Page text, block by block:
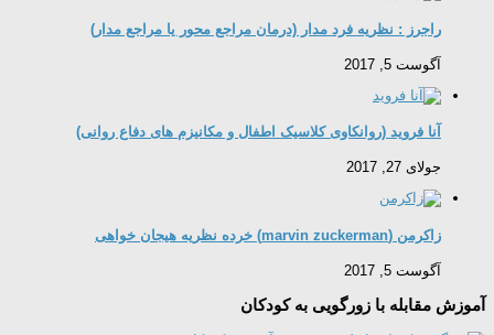
راجرز : نظریه فرد مدار (درمان مراجع محور یا مراجع مدار)
آگوست 5, 2017
آنا فروید (روانکاوی کلاسیک اطفال و مکانیزم های دفاع روانی)
جولای 27, 2017
زاکرمن (marvin zuckerman) خرده نظریه هیجان خواهی
آگوست 5, 2017
آموزش مقابله با زورگویی به کودکان